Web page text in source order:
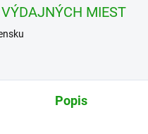
MIEST
Popis